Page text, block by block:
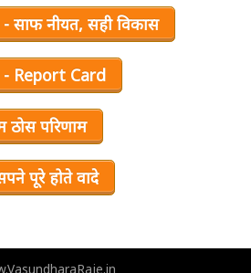
साफ नीयत, सही विकास
Report Card
ठोस परिणाम
पूरे होते वादे